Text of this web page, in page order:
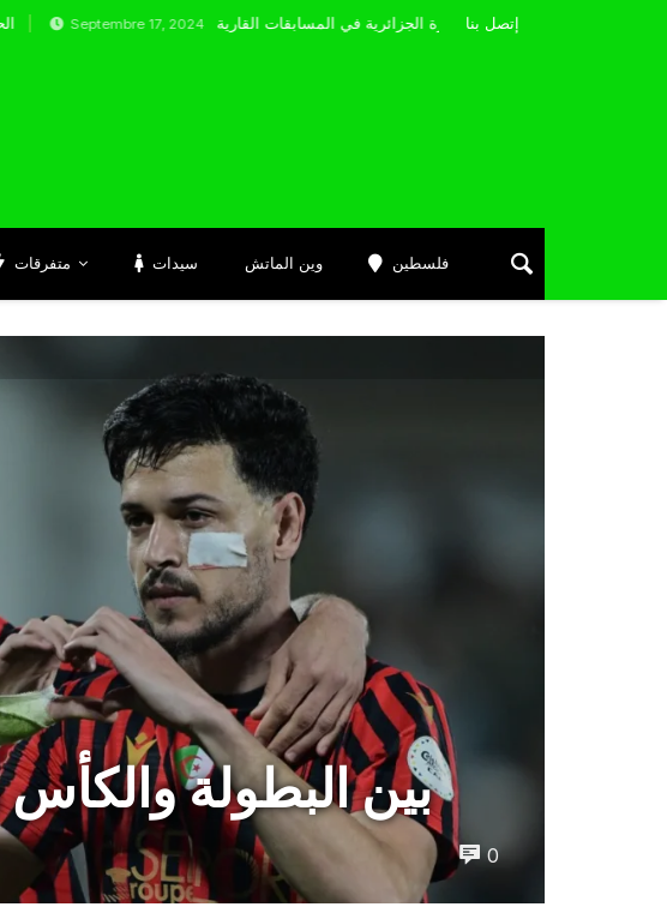
Septembre 17, 2024 إتصل بنا
متفرقات سيدات وين الماتش فلسطين
بين البطولة والكأس
0